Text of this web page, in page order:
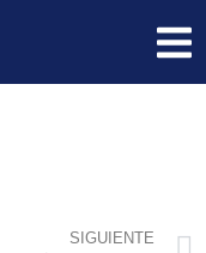
SIGUIENTE